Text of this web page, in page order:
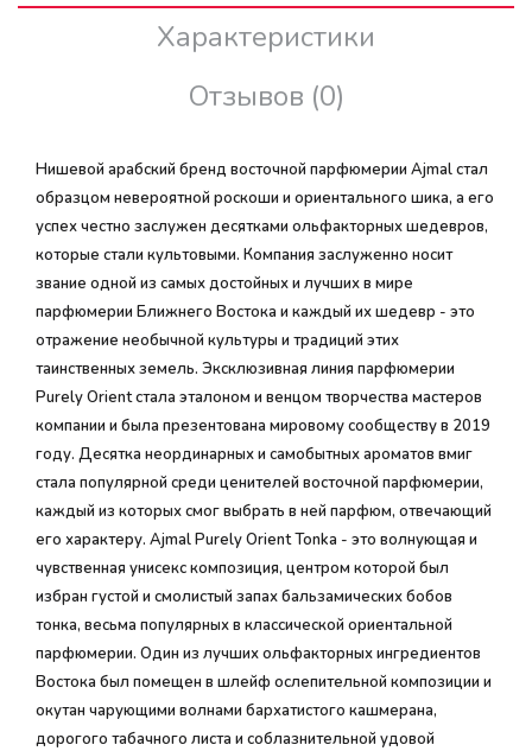
Характеристики
Отзывов (0)
Нишевой арабский бренд восточной парфюмерии Ajmal стал
образцом невероятной роскоши и ориентального шика, а его
успех честно заслужен десятками ольфакторных шедевров,
которые стали культовыми. Компания заслуженно носит
звание одной из самых достойных и лучших в мире
парфюмерии Ближнего Востока и каждый их шедевр - это
отражение необычной культуры и традиций этих
таинственных земель. Эксклюзивная линия парфюмерии
Purely Orient стала эталоном и венцом творчества мастеров
компании и была презентована мировому сообществу в 2019
году. Десятка неординарных и самобытных ароматов вмиг
стала популярной среди ценителей восточной парфюмерии,
каждый из которых смог выбрать в ней парфюм, отвечающий
его характеру. Ajmal Purely Orient Tonka - это волнующая и
чувственная унисекс композиция, центром которой был
избран густой и смолистый запах бальзамических бобов
тонка, весьма популярных в классической ориентальной
парфюмерии. Один из лучших ольфакторных ингредиентов
Востока был помещен в шлейф ослепительной композиции и
окутан чарующими волнами бархатистого кашмерана,
дорогого табачного листа и соблазнительной удовой